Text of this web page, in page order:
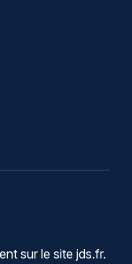
sur le site jds.fr.